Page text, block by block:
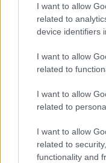
I want to allow
related to
device identifiers
I want to allow
related to
I want to allow
related to
I want to allow
related to
functionality and
συνεχίστηκαν
αιώνα, συχνά
ανησυχίες για
πολιτικές
φοβούμενος
διάρκεια
συλλαμβανόταν
απαγορευμένο